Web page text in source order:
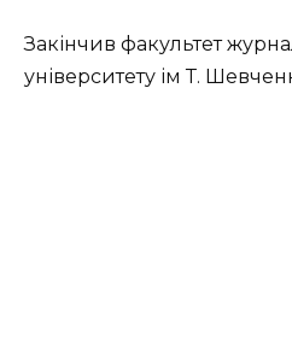
Закінчив факультет
університету ім Т.